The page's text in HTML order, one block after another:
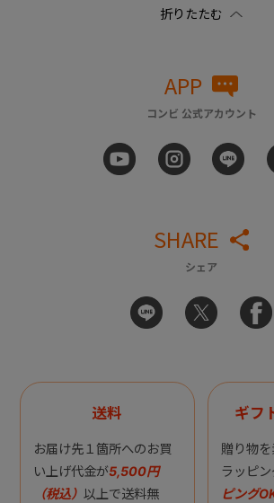
APP
コンビ 公式アカウント
SHARE
シェア
送料
お届け先１箇所へのお買
い上げ代金が5,500円
（税込） 以上で送料無
ギフ
贈り物
ラッピン
ピング